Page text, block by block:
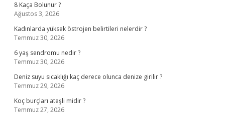
8 Kaça Bolunur ?
Ağustos 3, 2026
Kadınlarda yüksek östrojen belirtileri nelerdir ?
Temmuz 30, 2026
6 yaş sendromu nedir ?
Temmuz 30, 2026
Deniz suyu sıcaklığı kaç derece olunca denize girilir ?
Temmuz 29, 2026
Koç burçları ateşli midir ?
Temmuz 27, 2026